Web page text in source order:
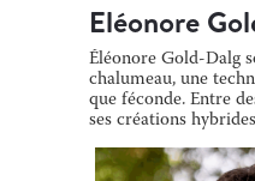
Eléonore
Éléonore Gold-Dalg
chalumeau, une
que féconde. Entre
ses créations